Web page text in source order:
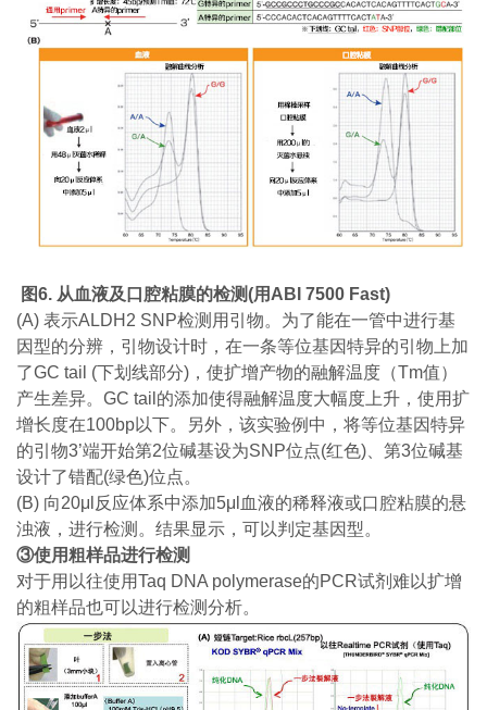
图6. 从血液及口腔粘膜的检测(用ABI 7500 Fast)
(A) 表示ALDH2 SNP检测用引物。为了能在一管中进行基
因型的分辨，引物设计时，在一条等位基因特异的引物上加
了GC tail (下划线部分)，使扩增产物的融解温度（Tm值）
产生差异。GC tail的添加使得融解温度大幅度上升，使用扩
增长度在100bp以下。另外，该实验例中，将等位基因特异
的引物3’端开始第2位碱基设为SNP位点(红色)、第3位碱基
设计了错配(绿色)位点。
(B) 向20μl反应体系中添加5μl血液的稀释液或口腔粘膜的悬
浊液，进行检测。结果显示，可以判定基因型。
③使用粗样品进行检测
对于用以往使用Taq DNA polymerase的PCR试剂难以扩增
的粗样品也可以进行检测分析。